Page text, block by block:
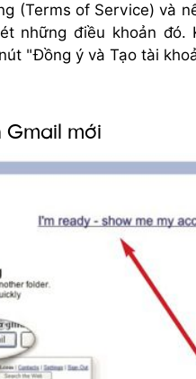
(Terms of Service) và
những điều khoản đó.
"Đồng ý và Tạo tài
Gmail mới